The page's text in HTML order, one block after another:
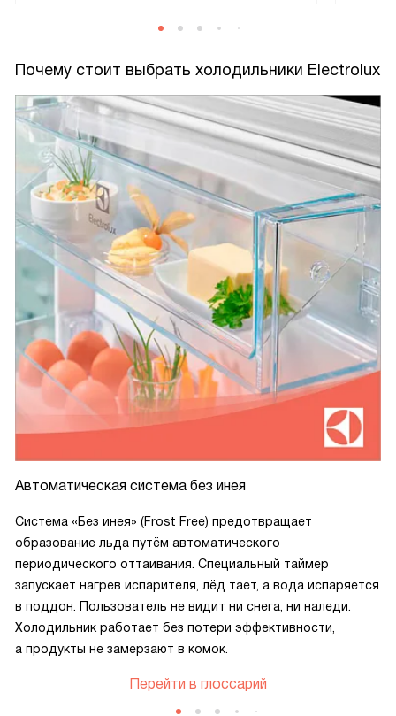
Почему стоит выбрать холодильники Electrolux
Автоматическая система без инея
Система «Без инея» (Frost Free) предотвращает
образование льда путём автоматического
периодического оттаивания. Специальный таймер
запускает нагрев испарителя, лёд тает, а вода испаряется
в поддон. Пользователь не видит ни снега, ни наледи.
Холодильник работает без потери эффективности,
а продукты не замерзают в комок.
Перейти в глоссарий